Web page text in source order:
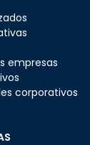
empresas
corporativos